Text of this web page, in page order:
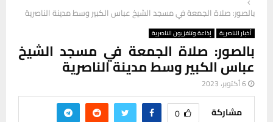
بالصور: صلاة الجمعة في مسجد الشيخ عباس الكبير وسط مدينة الناصرية
أخبار الناصرية إذاعة وتلفزيون الناصرية
بالصور: صلاة الجمعة في مسجد الشيخ
عباس الكبير وسط مدينة الناصرية
6 أكتوبر، 2023
مشاركة 0